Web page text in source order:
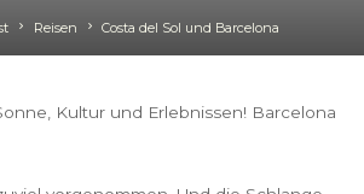
Reisen Costa del Sol und Barcelona
Kultur und Erlebnissen! Barcelona